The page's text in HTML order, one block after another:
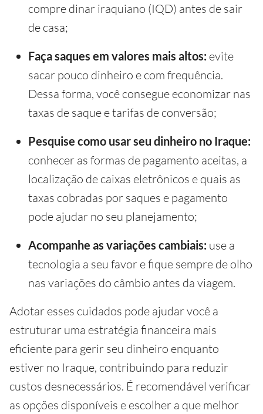
compre dinar iraquiano (IQD) antes de sair
de casa;
Faça saques em valores mais altos: evite
sacar pouco dinheiro e com frequência.
Dessa forma, você consegue economizar nas
taxas de saque e tarifas de conversão;
Pesquise como usar seu dinheiro no Iraque:
conhecer as formas de pagamento aceitas, a
localização de caixas eletrônicos e quais as
taxas cobradas por saques e pagamento
pode ajudar no seu planejamento;
Acompanhe as variações cambiais: use a
tecnologia a seu favor e fique sempre de olho
nas variações do câmbio antes da viagem.
Adotar esses cuidados pode ajudar você a
estruturar uma estratégia financeira mais
eficiente para gerir seu dinheiro enquanto
estiver no Iraque, contribuindo para reduzir
custos desnecessários. É recomendável verificar
as opções disponíveis e escolher a que melhor